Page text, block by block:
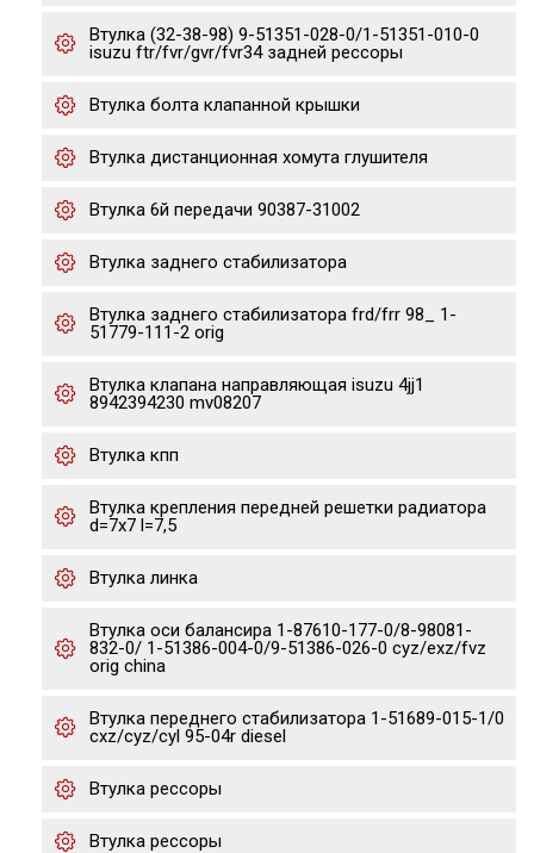
Втулка (32-38-98) 9-51351-028-0/1-51351-010-0
isuzu ftr/fvr/gvr/fvr34 задней рессоры
Втулка болта клапанной крышки
Втулка дистанционная хомута глушителя
Втулка 6й передачи 90387-31002
Втулка заднего стабилизатора
Втулка заднего стабилизатора frd/frr 98_ 1-
51779-111-2 orig
Втулка клапана направляющая isuzu 4jj1
8942394230 mv08207
Втулка кпп
Втулка крепления передней решетки радиатора
d=7x7 l=7,5
Втулка линка
Втулка оси балансира 1-87610-177-0/8-98081-
832-0/ 1-51386-004-0/9-51386-026-0 cyz/exz/fvz
orig china
Втулка переднего стабилизатора 1-51689-015-1/0
cxz/cyz/cyl 95-04r diesel
Втулка рессоры
Втулка рессоры